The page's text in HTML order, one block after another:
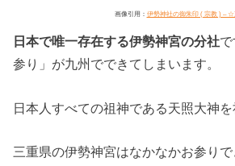
画像引用： 伊勢神社の御朱印 ( 宗教 ) –
日本で唯一存在する伊勢神宮の分社
参り」が九州でできてしまいます。
日本人すべての祖神である天照大神を
三重県の伊勢神宮はなかなかお参り